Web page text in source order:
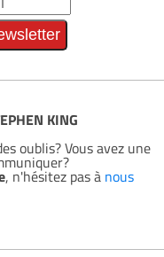
KING
oublis? Vous avez une
, n'hésitez pas à nous